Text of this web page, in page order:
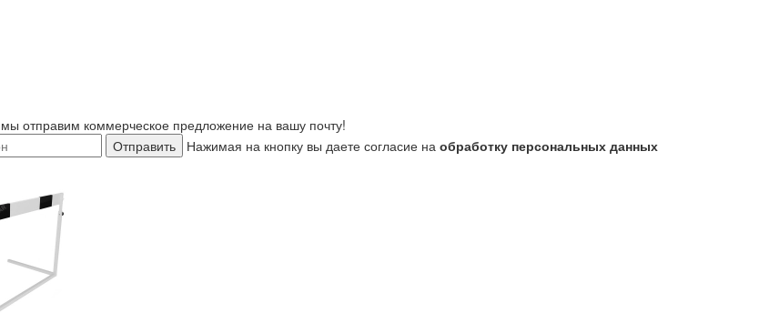
отправим коммерческое предложение на вашу почту!
Отправить
Нажимая на кнопку вы даете согласие на обработку персональных данных